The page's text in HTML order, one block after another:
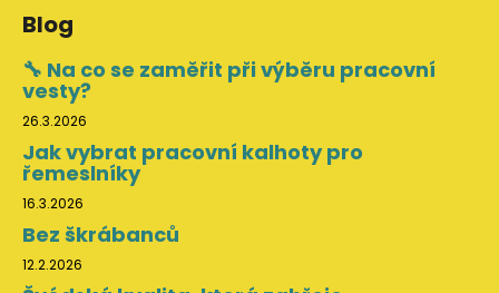
Blog
🔧 Na co se zaměřit při výběru pracovní
vesty?
26.3.2026
Jak vybrat pracovní kalhoty pro
řemeslníky
16.3.2026
Bez škrábanců
12.2.2026